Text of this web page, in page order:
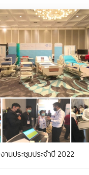
งานประชุมประจำปี 2022